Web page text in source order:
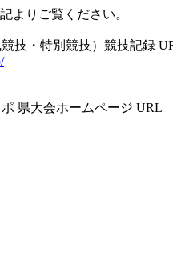
よりご覧ください。
技・特別競技）競技記録
県大会ホームページ URL